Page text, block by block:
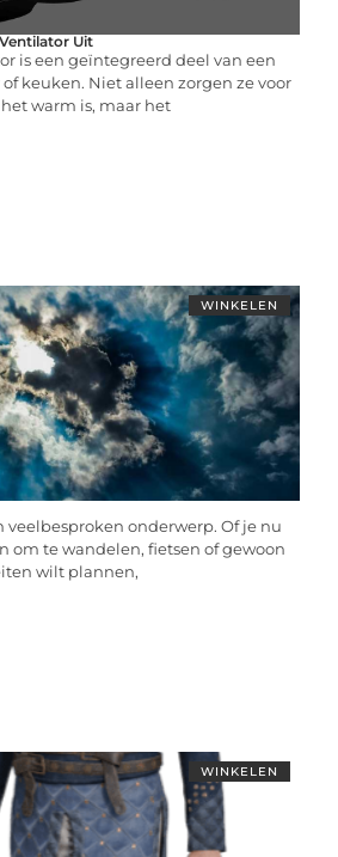
Uit
is een geïntegreerd deel van een
keuken. Niet alleen zorgen ze voor
warm is, maar het
WINKELEN
veelbesproken onderwerp. Of je nu
om te wandelen, fietsen of gewoon
wilt plannen,
WINKELEN